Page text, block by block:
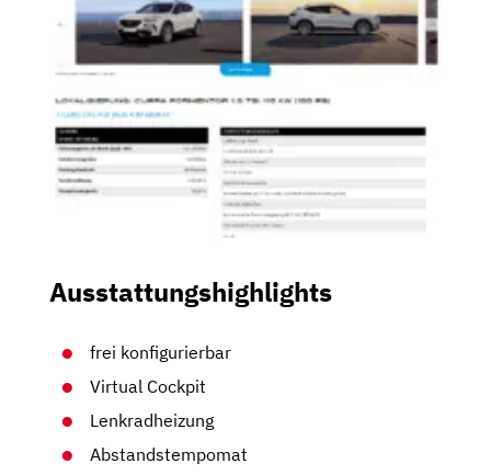
Ausstattungshighlights
frei konfigurierbar
Virtual Cockpit
Lenkradheizung
Abstandstempomat